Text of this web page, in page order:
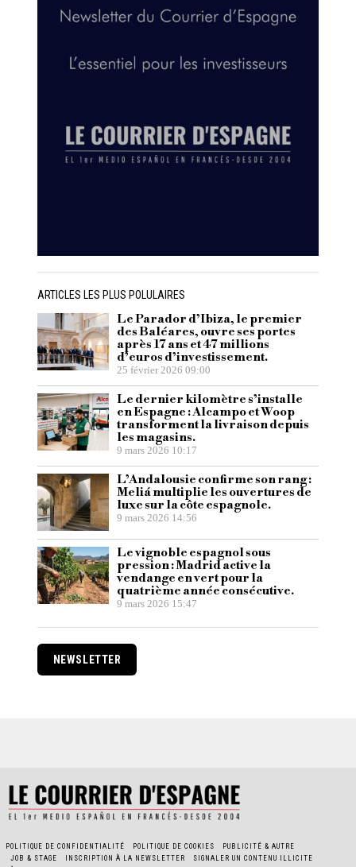
ARTICLES LES PLUS POLULAIRES
Le Parador d’Ibiza, le premier
des Baléares, ouvre ses portes
après 17 ans et 47 millions
d’euros d’investissement.
25 février 2026 09:00
Le dernier kilomètre s’installe
en Espagne : Alcampo et Woop
transforment la livraison depuis
les magasins.
9 mars 2026 10:17
L’Andalousie confirme son rang :
Meliá multiplie les ouvertures de
luxe sur la côte espagnole.
9 mars 2026 14:56
Le vignoble espagnol sous
pression : Madrid active la
vendange en vert pour la
quatrième année consécutive.
9 mars 2026 15:47
NEWSLETTER
POLITIQUE DE CONFIDENTIALITÉ POLITIQUE DE COOKIES
PUBLICITÉ & AUTRE
JOB & STAGE
INSCRIPTION À LA NEWSLETTER
SIGNALER UN CONTENU ILLICITE